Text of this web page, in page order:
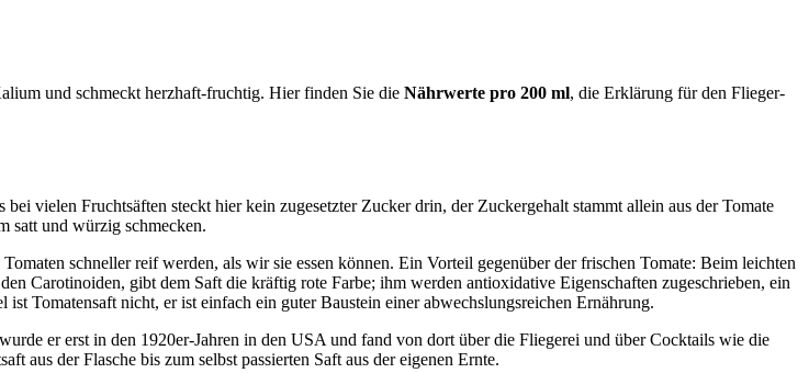
und schmeckt herzhaft-fruchtig. Hier finden Sie die Nährwerte pro 200 ml, die Erklärung für den Flieger-
vielen Fruchtsäften steckt hier kein zugesetzter Zucker drin, der Zuckergehalt stammt allein aus der Tomate
satt und würzig schmecken.
schneller reif werden, als wir sie essen können. Ein Vorteil gegenüber der frischen Tomate: Beim leichten
Carotinoiden, gibt dem Saft die kräftig rote Farbe; ihm werden antioxidative Eigenschaften zugeschrieben, ein
Tomatensaft nicht, er ist einfach ein guter Baustein einer abwechslungsreichen Ernährung.
er erst in den 1920er-Jahren in den USA und fand von dort über die Fliegerei und über Cocktails wie die
aus der Flasche bis zum selbst passierten Saft aus der eigenen Ernte.